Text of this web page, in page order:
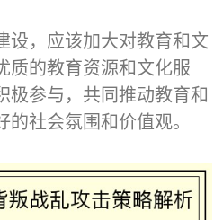
设，应该加大对教育和文
质的教育资源和文化服
极参与，共同推动教育和
社会氛围和价值观。